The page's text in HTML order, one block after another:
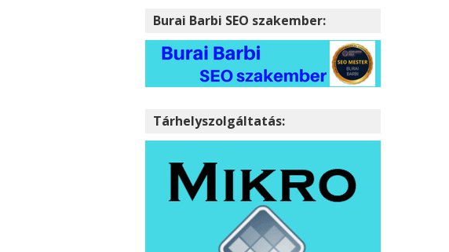
Burai Barbi SEO szakember:
Tárhelyszolgáltatás: